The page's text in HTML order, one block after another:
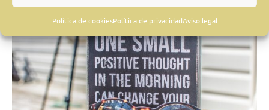
Política de cookiesPolítica de privacidadAviso legal
afrontar
emocionalmente
la
situación
ante